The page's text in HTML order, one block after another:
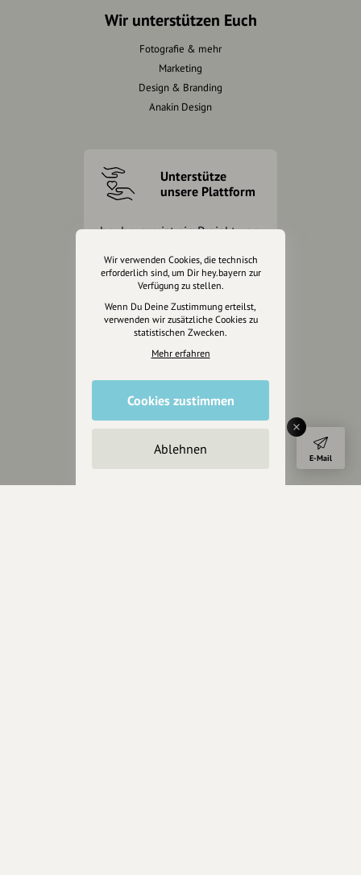
E-Mail
Wir unterstützen Euch
Fotografie & mehr
Marketing
Design & Branding
Anakin Design
Unterstütze
unsere Plattform
hey.bayern ist ein Projekt von
für alle, die uns besuchen
wollen.
Inhalte vorschlagen
Wir können leider keine
Spendenquittung ausstellen.
Wir verwenden Cookies, die technisch
erforderlich sind, um Dir hey.bayern zur
Verfügung zu stellen.
Wenn Du Deine Zustimmung erteilst,
verwenden wir zusätzliche Cookies zu
statistischen Zwecken.
Mehr erfahren
Cookies zustimmen
Ablehnen